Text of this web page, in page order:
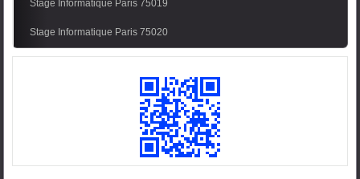
Stage Informatique Paris 75019
Stage Informatique Paris 75020